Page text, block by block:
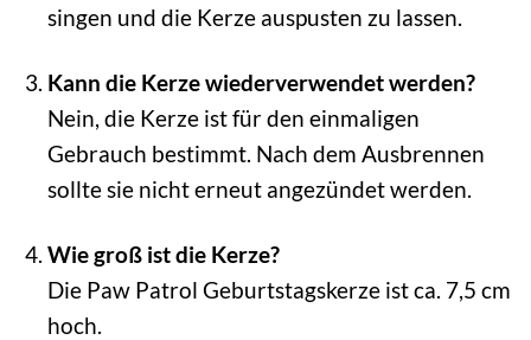
singen und die Kerze auspusten zu lassen.
Kann die Kerze wiederverwendet werden?
Nein, die Kerze ist für den einmaligen
Gebrauch bestimmt. Nach dem Ausbrennen
sollte sie nicht erneut angezündet werden.
Wie groß ist die Kerze?
Die Paw Patrol Geburtstagskerze ist ca. 7,5 cm
hoch.